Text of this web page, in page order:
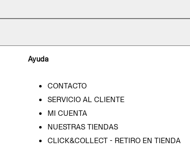
Ayuda
CONTACTO
SERVICIO AL CLIENTE
MI CUENTA
NUESTRAS TIENDAS
CLICK&COLLECT - RETIRO EN TIENDA